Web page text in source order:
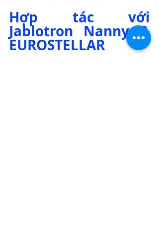
Hợp tác với
Jablotron Nanny &
EUROSTELLAR